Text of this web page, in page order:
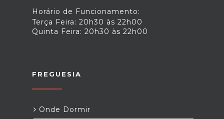
Horário de Funcionamento:
Terça Feira: 20h30 às 22h00
Quinta Feira: 20h30 às 22h00
FREGUESIA
Onde Dormir